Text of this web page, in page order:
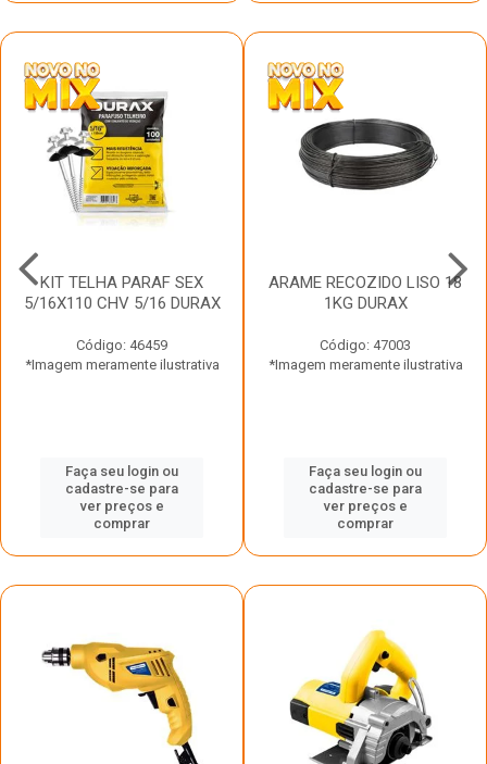
KIT TELHA PARAF SEX
5/16X110 CHV 5/16 DURAX
Código: 46459
*Imagem meramente ilustrativa
Faça seu login ou
cadastre-se para
ver preços e
comprar
ARAME RECOZIDO LISO 18
1KG DURAX
Código: 47003
*Imagem meramente ilustrativa
Faça seu login ou
cadastre-se para
ver preços e
comprar